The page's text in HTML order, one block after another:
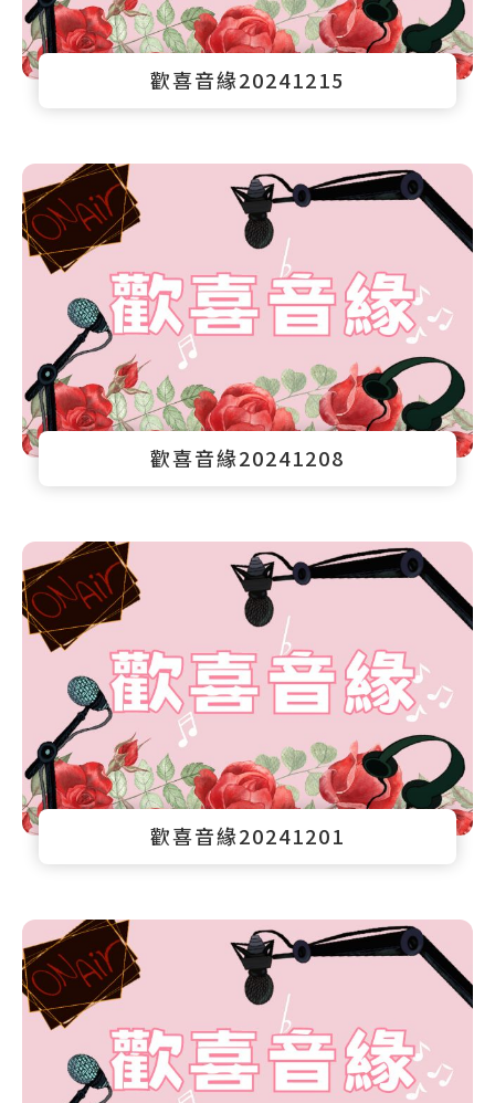
歡喜音緣20241215
歡喜音緣20241208
歡喜音緣20241201